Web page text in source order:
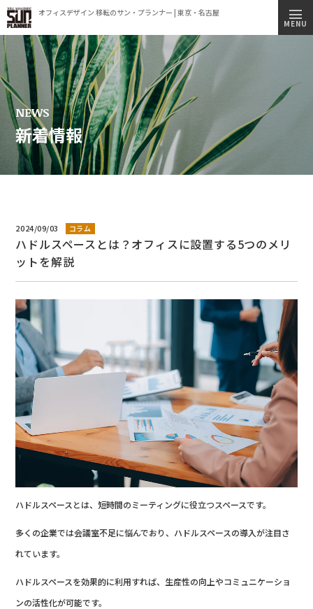
オフィスデザイン 移転のサン・プランナー | 東京・名古屋
新着情報
トップページ
施工実績
事業内容
コンセプト
会社情報
ビルオーナー様へ
MENU
NEWS
新着情報
2024/09/03 コラム
ハドルスペースとは？オフィスに設置する5つのメリ
ットを解説
ハドルスペースとは、短時間のミーティングに役立つスペースです。
多くの企業では会議室不足に悩んでおり、ハドルスペースの導入が注目さ
れています。
ハドルスペースを効果的に利用すれば、生産性の向上やコミュニケーショ
ンの活性化が可能です。